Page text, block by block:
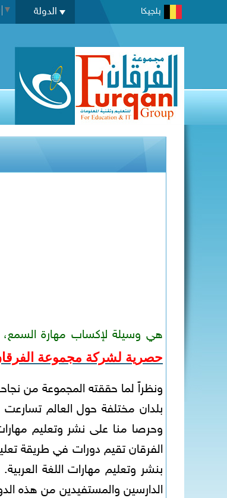
▼ الدولة بلجيكا
هي وسيلة لإكساب مهارة السمع،
حصرية لشركة مجموعة الفرقان
ونظراً لما حققته المجموعة من
بلدان مختلفة حول العالم
وحرصا منا على نشر وتعليم
الفرقان تقيم دورات في طريقة
الدارسين والمستفيدين من هذه الدورات 75000 دارساً